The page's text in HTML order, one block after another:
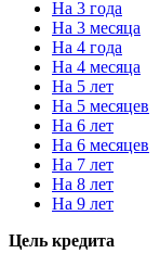
На 3 года
На 3 месяца
На 4 года
На 4 месяца
На 5 лет
На 5 месяцев
На 6 лет
На 6 месяцев
На 7 лет
На 8 лет
На 9 лет
Цель кредита